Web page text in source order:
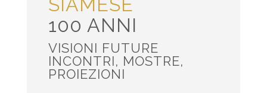
SIAMESE
100 ANNI
VISIONI FUTURE
INCONTRI, MOSTRE,
PROIEZIONI